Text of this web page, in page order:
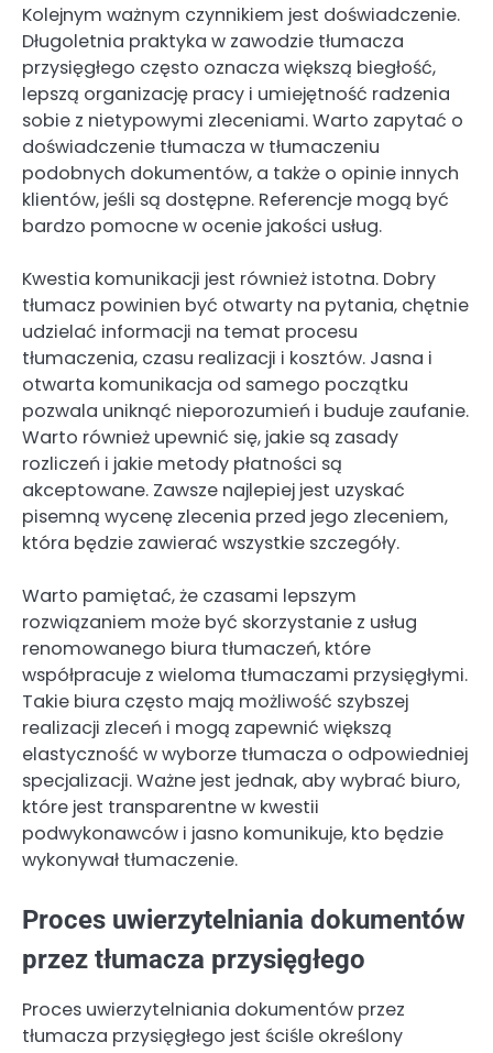
Kolejnym ważnym czynnikiem jest doświadczenie.
Długoletnia praktyka w zawodzie tłumacza
przysięgłego często oznacza większą biegłość,
lepszą organizację pracy i umiejętność radzenia
sobie z nietypowymi zleceniami. Warto zapytać o
doświadczenie tłumacza w tłumaczeniu
podobnych dokumentów, a także o opinie innych
klientów, jeśli są dostępne. Referencje mogą być
bardzo pomocne w ocenie jakości usług.
Kwestia komunikacji jest również istotna. Dobry
tłumacz powinien być otwarty na pytania, chętnie
udzielać informacji na temat procesu
tłumaczenia, czasu realizacji i kosztów. Jasna i
otwarta komunikacja od samego początku
pozwala uniknąć nieporozumień i buduje zaufanie.
Warto również upewnić się, jakie są zasady
rozliczeń i jakie metody płatności są
akceptowane. Zawsze najlepiej jest uzyskać
pisemną wycenę zlecenia przed jego zleceniem,
która będzie zawierać wszystkie szczegóły.
Warto pamiętać, że czasami lepszym
rozwiązaniem może być skorzystanie z usług
renomowanego biura tłumaczeń, które
współpracuje z wieloma tłumaczami przysięgłymi.
Takie biura często mają możliwość szybszej
realizacji zleceń i mogą zapewnić większą
elastyczność w wyborze tłumacza o odpowiedniej
specjalizacji. Ważne jest jednak, aby wybrać biuro,
które jest transparentne w kwestii
podwykonawców i jasno komunikuje, kto będzie
wykonywał tłumaczenie.
Proces uwierzytelniania dokumentów
przez tłumacza przysięgłego
Proces uwierzytelniania dokumentów przez
tłumacza przysięgłego jest ściśle określony